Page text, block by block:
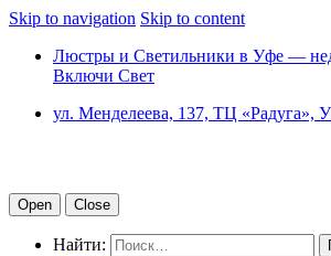
Skip to navigation Skip to content
Люстры и Светильники в Уфе —
Включи Свет
ул. Менделеева, 137, ТЦ «Радуга»,
Open Close
Найти: